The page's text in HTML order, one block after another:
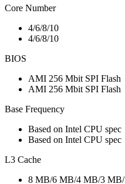
Core Number
4/6/8/10
4/6/8/10
BIOS
AMI 256 Mbit SPI Flash
AMI 256 Mbit SPI Flash
Base Frequency
Based on Intel CPU spec
Based on Intel CPU spec
L3 Cache
8 MB/6 MB/4 MB/3 MB/